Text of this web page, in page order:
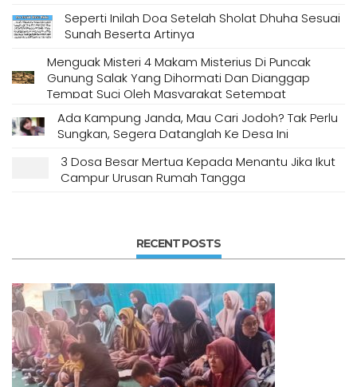
Seperti Inilah Doa Setelah Sholat Dhuha Sesuai
Sunah Beserta Artinya
Menguak Misteri 4 Makam Misterius Di Puncak
Gunung Salak Yang Dihormati Dan Dianggap
Tempat Suci Oleh Masyarakat Setempat
Ada Kampung Janda, Mau Cari Jodoh? Tak Perlu
Sungkan, Segera Datanglah Ke Desa Ini
3 Dosa Besar Mertua Kepada Menantu Jika Ikut
Campur Urusan Rumah Tangga
RECENT POSTS